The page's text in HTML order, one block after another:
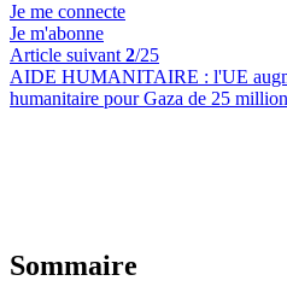
Je me connecte
Je m'abonne
Article suivant 2/25
AIDE HUMANITAIRE : l'UE
humanitaire pour Gaza de 25
Sommaire